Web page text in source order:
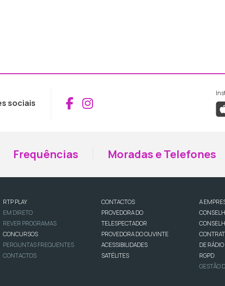
sociais Aceder ao Facebook da
Aceder ao Instagram
Frequências Moradas e Telefones
RTP PLAY
EM DIRETO
REVER PROGRAMAS
CONCURSOS
PERGUNTAS FREQUENTES
CONTACTOS
CONTACTOS
PROVEDORA DO
TELESPECTADOR
PROVEDORA DO OUVINTE
ACESSIBILIDADES
SATÉLITES
A
DE
RGPD
GESTÃO